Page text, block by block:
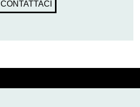
CONTATTACI